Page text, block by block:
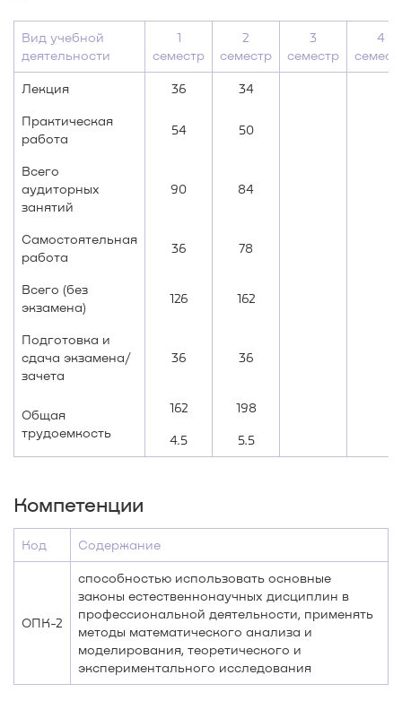
Вид учебной
деятельности
1
семестр
2
семестр
3
семестр
4
Лекция 36 34
Практическая
работа
54 50
Всего
аудиторных
занятий
90 84
Самостоятельная
работа
36 78
Всего (без
экзамена)
126 162
Подготовка и
сдача экзамена/
зачета
36 36
Общая
трудоемкость
162 198
4.5 5.5
Компетенции
Код Содержание
ОПК-2
способностью использовать основные
законы естественнонаучных дисциплин в
профессиональной деятельности, применять
методы математического анализа и
моделирования, теоретического и
экспериментального исследования